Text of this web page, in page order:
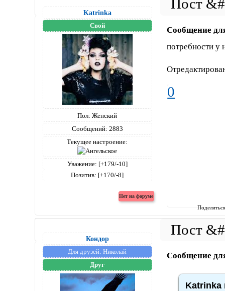
Katrinka
Свой
Пол: Женский
Сообщений: 2883
Текущее настроение:
Уважение: [+179/-10]
Позитив: [+170/-8]
Сообщение
потребности у
0
Кондор
Для друзей: Николай
Друг
Сообщение
Katrinka